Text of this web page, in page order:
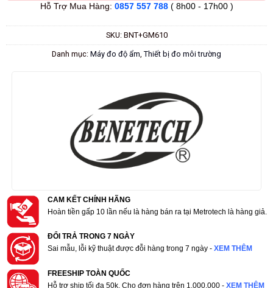
Hỗ Trợ Mua Hàng: 0857 557 788 ( 8h00 - 17h00 )
SKU: BNT+GM610
Danh mục: Máy đo độ ẩm, Thiết bị đo môi trường
CAM KẾT CHÍNH HÃNG
Hoàn tiền gấp 10 lần nếu là hàng bán ra tại Metrotech là hàng giả.
ĐỔI TRẢ TRONG 7 NGÀY
Sai mẫu, lỗi kỹ thuật được đỗi hàng trong 7 ngày - XEM THÊM
FREESHIP TOÀN QUỐC
Hỗ trợ ship tối đa 50k. Cho đơn hàng trên 1.000.000 - XEM THÊM